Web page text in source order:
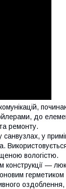
до
ремонту.
у
вологістю.
конструкції —
герметиком